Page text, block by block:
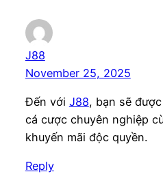
J88
November 25, 2025
Đến với J88, bạn sẽ
cá cược chuyên nghiệp
khuyến mãi độc quyền.
Reply